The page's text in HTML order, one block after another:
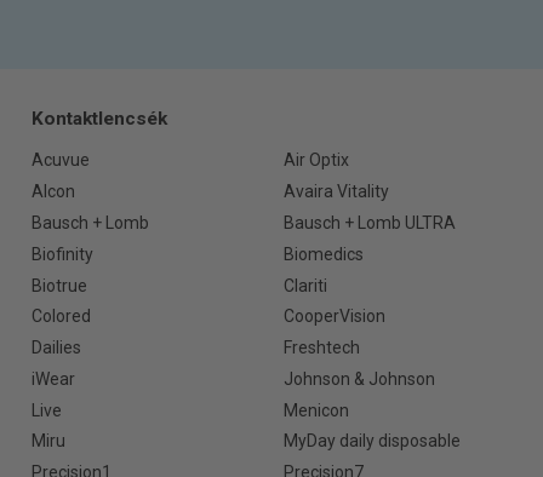
Kontaktlencsék
Acuvue
Air Optix
Alcon
Avaira Vitality
Bausch + Lomb
Bausch + Lomb ULTRA
Biofinity
Biomedics
Biotrue
Clariti
Colored
CooperVision
Dailies
Freshtech
iWear
Johnson & Johnson
Live
Menicon
Miru
MyDay daily disposable
Precision1
Precision7